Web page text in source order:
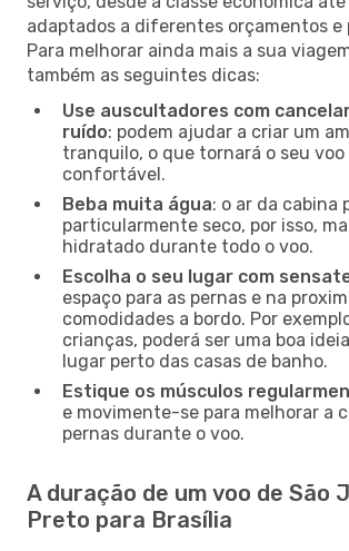
adaptados a diferentes orçamentos e
Para melhorar ainda mais a sua
também as seguintes dicas:
Use auscultadores com
ruído: podem ajudar a criar um
tranquilo, o que tornará o seu voo
confortável.
Beba muita água: o ar da cabina
particularmente seco, por isso,
hidratado durante todo o voo.
Escolha o seu lugar com
espaço para as pernas e na
comodidades a bordo. Por
crianças, poderá ser uma boa
lugar perto das casas de banho.
Estique os músculos
e movimente-se para melhorar a
pernas durante o voo.
A duração de um voo de São
Preto para Brasília